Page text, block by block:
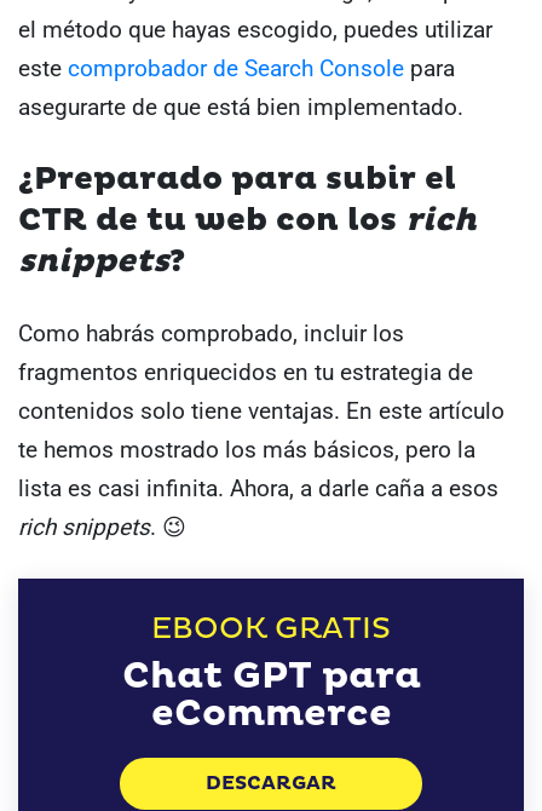
el método que hayas escogido, puedes utilizar
este comprobador de Search Console para
asegurarte de que está bien implementado.
¿Preparado para subir el
CTR de tu web con los rich
snippets?
Como habrás comprobado, incluir los
fragmentos enriquecidos en tu estrategia de
contenidos solo tiene ventajas. En este artículo
te hemos mostrado los más básicos, pero la
lista es casi infinita. Ahora, a darle caña a esos
rich snippets. 😉
EBOOK GRATIS
Chat GPT para
eCommerce
DESCARGAR